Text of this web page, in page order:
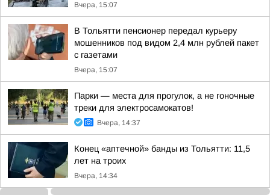
Вчера, 15:07
В Тольятти пенсионер передал курьеру
мошенников под видом 2,4 млн рублей пакет
с газетами
Вчера, 15:07
Парки — места для прогулок, а не гоночные
треки для электросамокатов!
Вчера, 14:37
Конец «аптечной» банды из Тольятти: 11,5
лет на троих
Вчера, 14:34